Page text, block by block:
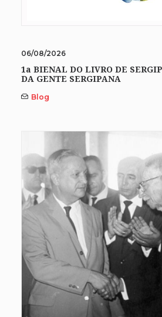
06/08/2026
1a BIENAL DO LIVRO DE
DA GENTE SERGIPANA
Blog